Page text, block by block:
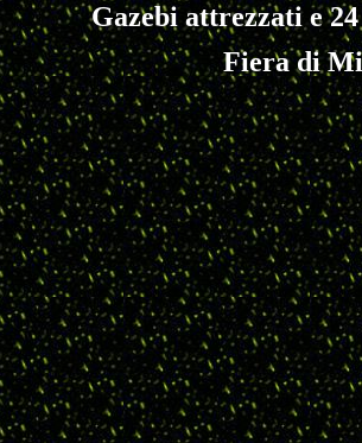
Gazebi attrezzati e
Fiera di